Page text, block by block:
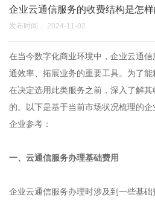
企业云通信服务的收费结构是怎样
发布时间： 2024-11-02
在当今数字化商业环境中，企业云通
通效率、拓展业务的重要工具。为了能
在决定选用此类服务之前，深入了解
的。以下是基于当前市场状况梳理的
企业参考：
一、云通信服务办理基础费用
企业云通信服务办理时涉及到一些基